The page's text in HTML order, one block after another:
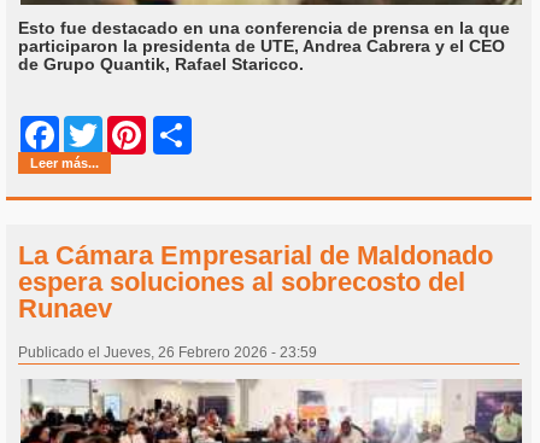
Esto fue destacado en una conferencia de prensa en la que
participaron la presidenta de UTE, Andrea Cabrera y el CEO
de Grupo Quantik, Rafael Staricco.
Facebook
Twitter Pinterest
Leer más...
La Cámara Empresarial de Maldonado
espera soluciones al sobrecosto del
Runaev
Publicado el Jueves, 26 Febrero 2026 - 23:59